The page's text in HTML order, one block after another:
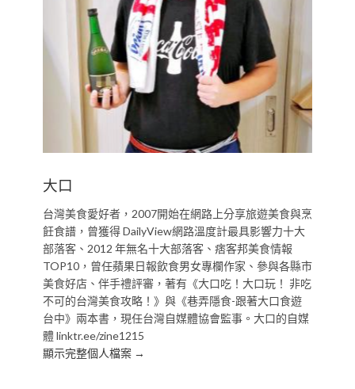
大口
台灣美食愛好者，2007開始在網路上分享旅遊美食與烹
飪食譜，曾獲得 DailyView網路溫度計最具影響力十大
部落客、2012 年無名十大部落客、痞客邦美食情報
TOP10，曾任蘋果日報飲食男女專欄作家、參與各縣市
美食好店、伴手禮評審，著有《大口吃！大口玩！ 非吃
不可的台灣美食攻略！》與《巷弄隱食-跟著大口食遊
台中》兩本書，現任台灣自媒體協會監事。大口的自媒
體 linktr.ee/zine1215
顯示完整個人檔案 →